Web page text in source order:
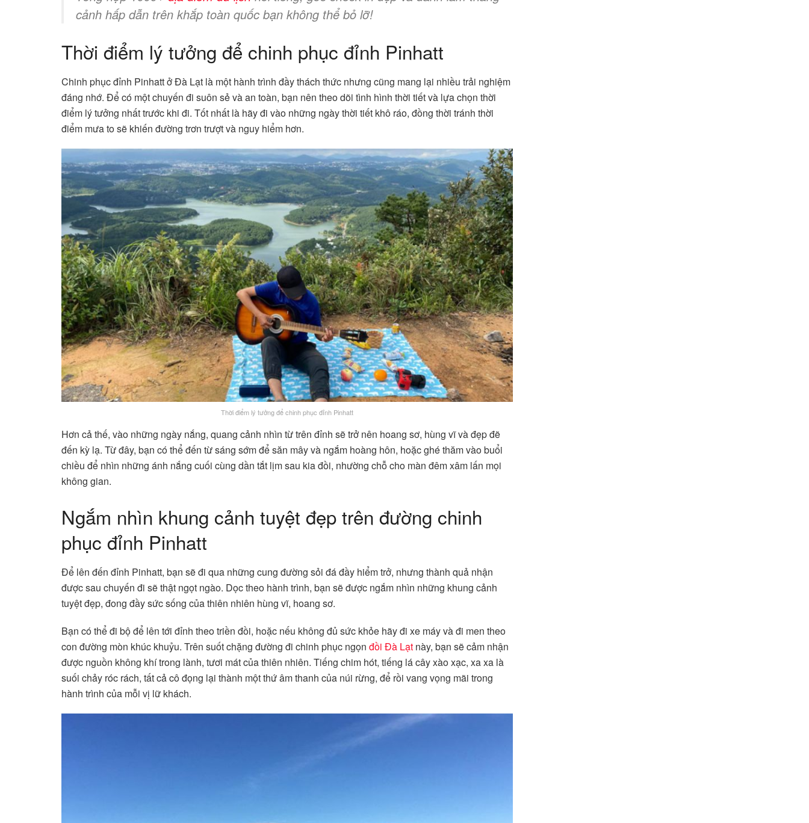
cảnh hấp dẫn trên khắp toàn quốc bạn không thể bỏ lỡ!
Thời điểm lý tưởng để chinh phục đỉnh Pinhatt
Chinh phục đỉnh Pinhatt ở Đà Lạt là một hành trình đầy thách thức nhưng cũng mang lại nhiều trải nghiệm
đáng nhớ. Để có một chuyến đi suôn sẻ và an toàn, bạn nên theo dõi tình hình thời tiết và lựa chọn thời
điểm lý tưởng nhất trước khi đi. Tốt nhất là hãy đi vào những ngày thời tiết khô ráo, đồng thời tránh thời
điểm mưa to sẽ khiến đường trơn trượt và nguy hiểm hơn.
Thời điểm lý tưởng để chinh phục đỉnh Pinhatt
Hơn cả thế, vào những ngày nắng, quang cảnh nhìn từ trên đỉnh sẽ trở nên hoang sơ, hùng vĩ và đẹp đẽ
đến kỳ lạ. Từ đây, bạn có thể đến từ sáng sớm để săn mây và ngắm hoàng hôn, hoặc ghé thăm vào buổi
chiều để nhìn những ánh nắng cuối cùng dần tắt lịm sau kia đồi, nhường chỗ cho màn đêm xâm lấn mọi
không gian.
Ngắm nhìn khung cảnh tuyệt đẹp trên đường chinh
phục đỉnh Pinhatt
Để lên đến đỉnh Pinhatt, bạn sẽ đi qua những cung đường sỏi đá đầy hiểm trở, nhưng thành quả nhận
được sau chuyến đi sẽ thật ngọt ngào. Dọc theo hành trình, bạn sẽ được ngắm nhìn những khung cảnh
tuyệt đẹp, đong đầy sức sống của thiên nhiên hùng vĩ, hoang sơ.
Bạn có thể đi bộ để lên tới đỉnh theo triền đồi, hoặc nếu không đủ sức khỏe hãy đi xe máy và đi men theo
con đường mòn khúc khuỷu. Trên suốt chặng đường đi chinh phục ngọn đồi Đà Lạt này, bạn sẽ cảm nhận
được nguồn không khí trong lành, tươi mát của thiên nhiên. Tiếng chim hót, tiếng lá cây xào xạc, xa xa là
suối chảy róc rách, tất cả cô đọng lại thành một thứ âm thanh của núi rừng, để rồi vang vọng mãi trong
hành trình của mỗi vị lữ khách.